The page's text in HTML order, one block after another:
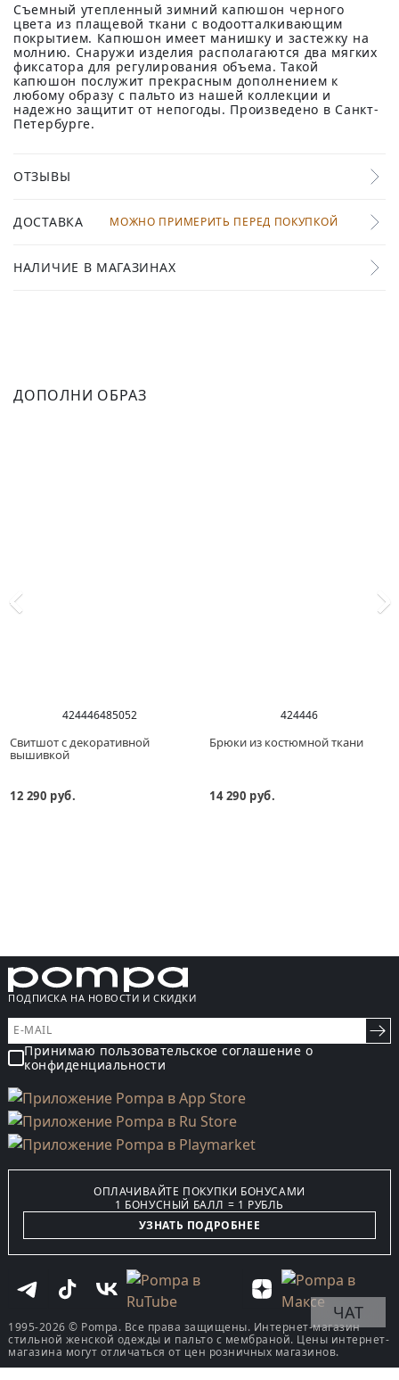
Съемный утепленный зимний капюшон черного
цвета из плащевой ткани с водоотталкивающим
покрытием. Капюшон имеет манишку и застежку на
молнию. Снаружи изделия располагаются два мягких
фиксатора для регулирования объема. Такой
капюшон послужит прекрасным дополнением к
любому образу с пальто из нашей коллекции и
надежно защитит от непогоды. Произведено в Санкт-
Петербурге.
ОТЗЫВЫ
ДОСТАВКА МОЖНО ПРИМЕРИТЬ ПЕРЕД ПОКУПКОЙ
НАЛИЧИЕ В МАГАЗИНАХ
ДОПОЛНИ ОБРАЗ
424446485052
Свитшот с декоративной
вышивкой
12 290 руб.
424446
Брюки из костюмной ткани
14 290 руб.
ПОДПИСКА НА НОВОСТИ И СКИДКИ
Принимаю пользовательское соглашение о
конфиденциальности
ОПЛАЧИВАЙТЕ ПОКУПКИ БОНУСАМИ
1 БОНУСНЫЙ БАЛЛ = 1 РУБЛЬ
УЗНАТЬ ПОДРОБНЕЕ
1995-2026 © Pompa. Все права защищены. Интернет-магазин
стильной женской одежды и пальто с мембраной. Цены интернет-
магазина могут отличаться от цен розничных магазинов.
ЧАТ